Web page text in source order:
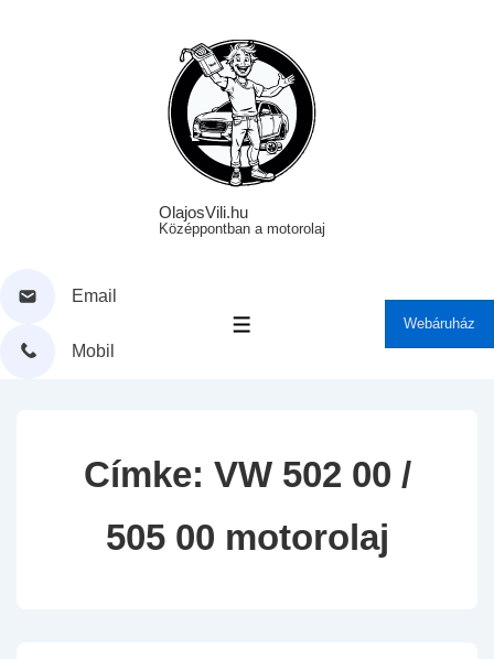
OlajosVili.hu
Középpontban a motorolaj
Email
Mobil
MENÜ Webáruház
Címke: VW 502 00 /
505 00 motorolaj